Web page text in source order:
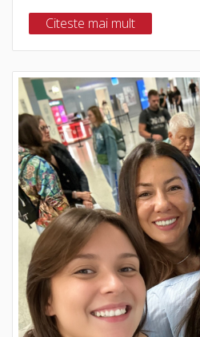
Citeste mai mult